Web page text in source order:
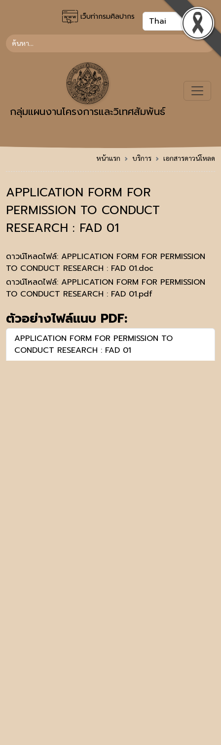
เว็บท่ากรมศิลปากร
กลุ่มแผนงานโครงการและวิเทศสัมพันธ์
หน้าแรก บริการ เอกสารดาวน์โหลด
APPLICATION FORM FOR
PERMISSION TO CONDUCT
RESEARCH : FAD 01
ดาวน์โหลดไฟล์: APPLICATION FORM FOR PERMISSION
TO CONDUCT RESEARCH : FAD 01.doc
ดาวน์โหลดไฟล์: APPLICATION FORM FOR PERMISSION
TO CONDUCT RESEARCH : FAD 01.pdf
ตัวอย่างไฟล์แนบ PDF:
APPLICATION FORM FOR PERMISSION TO
CONDUCT RESEARCH : FAD 01